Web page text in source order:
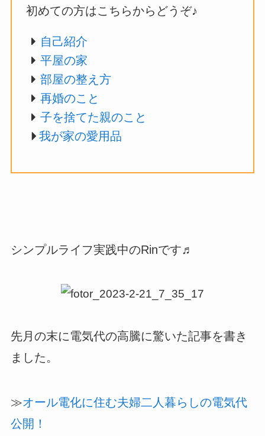
初めての方はこちらからどうぞ♪
自己紹介
平屋の家
部屋の整え方
再婚のこと
子を捨てた親のこと
我が家の愛用品
シンプルライフ実践中のRinです♬
先月の末に電気代の高騰に驚いた記事を書き
ました。
≫オール電化に住む夫婦二人暮らしの電気代
公開！